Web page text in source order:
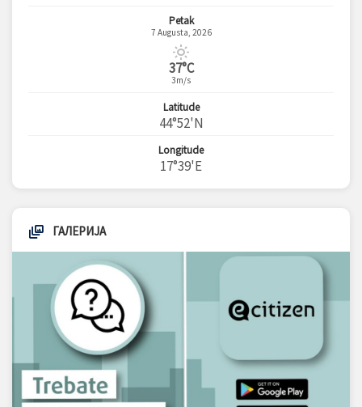
Petak
7 Augusta, 2026
37°C
3m/s
Latitude
44°52'N
Longitude
17°39'E
ГАЛЕРИЈА